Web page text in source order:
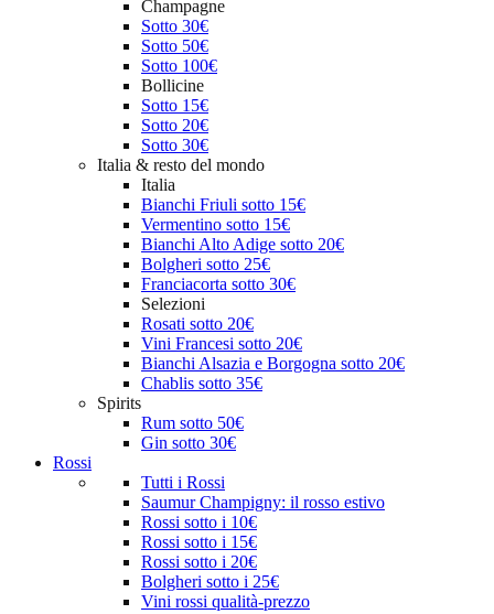
Champagne
Sotto 30€
Sotto 50€
Sotto 100€
Bollicine
Sotto 15€
Sotto 20€
Sotto 30€
Italia & resto del mondo
Italia
Bianchi Friuli sotto 15€
Vermentino sotto 15€
Bianchi Alto Adige sotto 20€
Bolgheri sotto 25€
Franciacorta sotto 30€
Selezioni
Rosati sotto 20€
Vini Francesi sotto 20€
Bianchi Alsazia e Borgogna sotto 20€
Chablis sotto 35€
Spirits
Rum sotto 50€
Gin sotto 30€
Rossi
Tutti i Rossi
Saumur Champigny: il rosso estivo
Rossi sotto i 10€
Rossi sotto i 15€
Rossi sotto i 20€
Bolgheri sotto i 25€
Vini rossi qualità-prezzo